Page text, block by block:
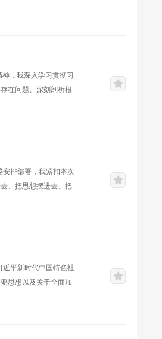
，我深入学习贯彻习
在问题、深刻剖析根
任人责任，从自身找
排部署，我紧扣本次
、把思想摆进去、把
关于医疗卫生事业发
平新时代中国特色社
思想以及关于全面加
《中国共产党纪律处